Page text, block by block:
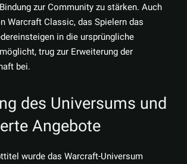
zur Community zu stärken. Auch
Warcraft Classic, das Spielern das
in die ursprüngliche
trug zur Erweiterung der
bei.
des Universums und
Angebote
wurde das Warcraft-Universum